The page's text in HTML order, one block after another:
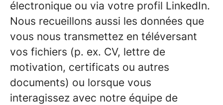
électronique ou via votre profil LinkedIn.
Nous recueillons aussi les données que
vous nous transmettez en téléversant
vos fichiers (p. ex. CV, lettre de
motivation, certificats ou autres
documents) ou lorsque vous
interagissez avec notre équipe de